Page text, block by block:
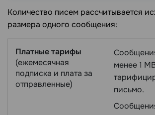
Количество писем рассчитывается
размера одного сообщения:
Платные тарифы
(ежемесячная
подписка и плата за
отправленные)
менее 1
письмо.